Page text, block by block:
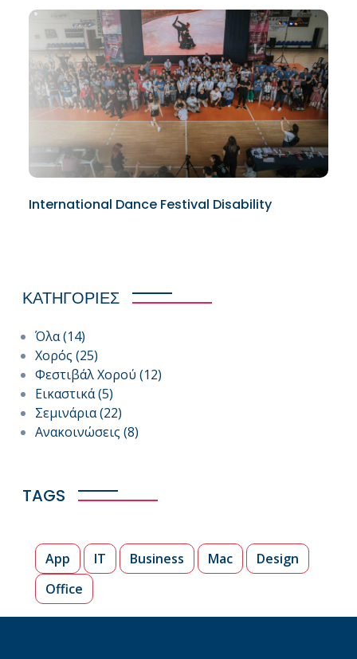
International Dance Festival Disability
ΚΑΤΗΓΟΡΙΕΣ
Όλα(14)
Χορός (25)
Φεστιβάλ Χορού (12)
Εικαστικά(5)
Σεμινάρια(22)
Ανακοινώσεις (8)
TAGS
App IT Business Mac
Design
Office